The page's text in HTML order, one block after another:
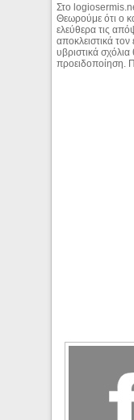
Στο
Θεωρούμε ότι ο
ελεύθερα τις
αποκλειστικά
υβριστικά
προειδοποίηση.